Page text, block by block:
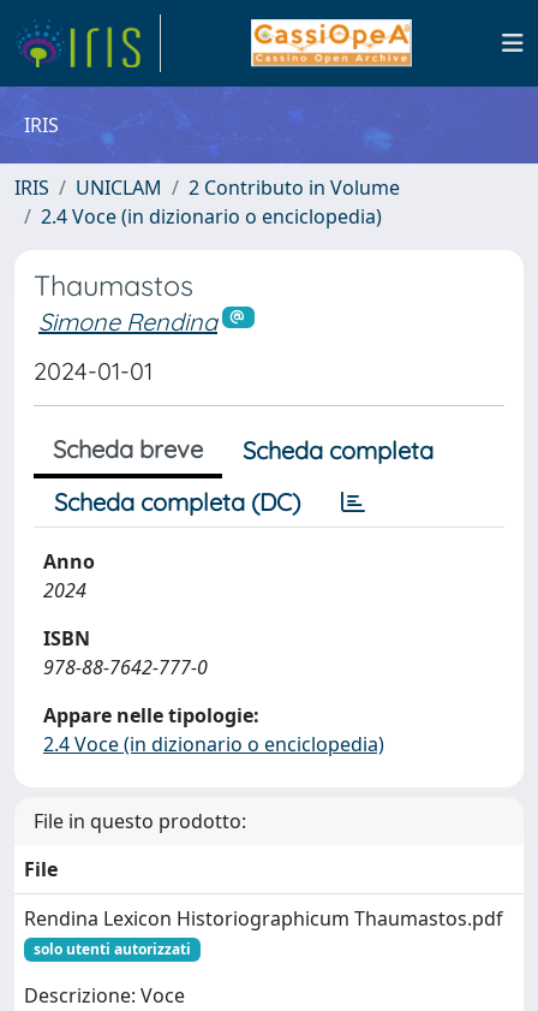
IRIS
IRIS UNICLAM
2 Contributo in Volume
2.4 Voce (in dizionario o enciclopedia)
Thaumastos
Simone Rendina
2024-01-01
Scheda breve
Scheda completa
Scheda completa (DC)
Anno
2024
ISBN
978-88-7642-777-0
Appare nelle tipologie:
2.4 Voce (in dizionario o enciclopedia)
File in questo prodotto:
File
Rendina Lexicon Historiographicum Thaumastos.pdf
solo utenti autorizzati
Descrizione: Voce